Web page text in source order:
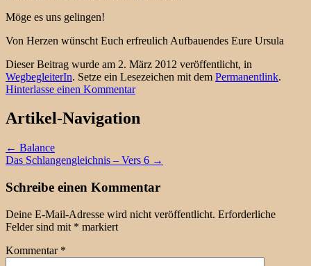
Möge es uns gelingen!
Von Herzen wünscht Euch erfreulich Aufbauendes Eure Ursula
Dieser Beitrag wurde am 2. März 2012 veröffentlicht, in
WegbegleiterIn. Setze ein Lesezeichen mit dem Permanentlink.
Hinterlasse einen Kommentar
Artikel-Navigation
← Balance
Das Schlangengleichnis – Vers 6 →
Schreibe einen Kommentar
Deine E-Mail-Adresse wird nicht veröffentlicht. Erforderliche
Felder sind mit * markiert
Kommentar *